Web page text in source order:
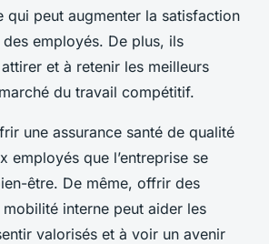
qui peut augmenter la satisfaction
des employés. De plus, ils
et à retenir les meilleurs
du travail compétitif.
une assurance santé de qualité
employés que l’entreprise se
être. De même, offrir des
interne peut aider les
valorisés et à voir un avenir